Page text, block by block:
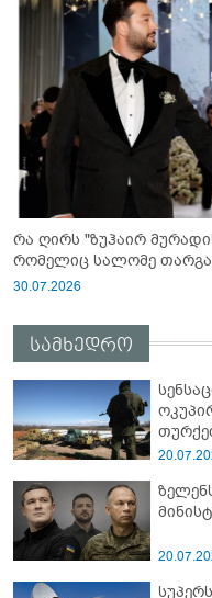
რა ღირს "ზუჰაირ მურადის" ულამაზესი საქორწინო კაბა,
რომელიც სალომე
30.07.2026
სამხედრო